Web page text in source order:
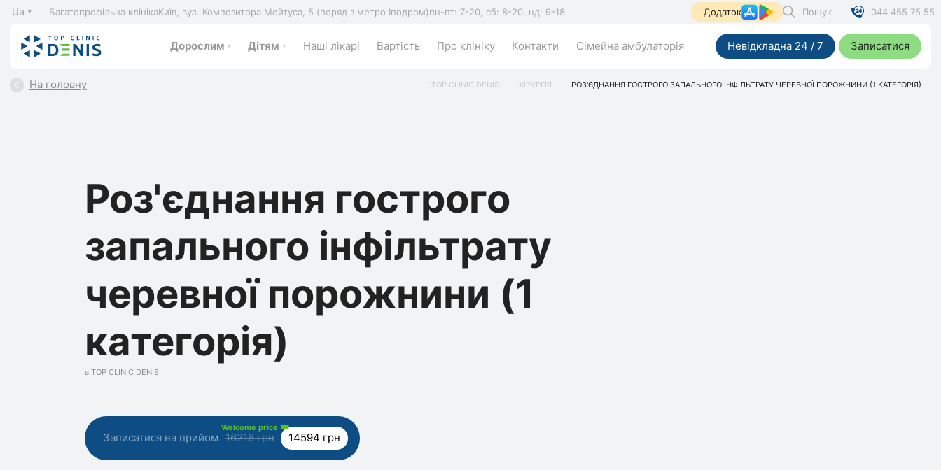
Ua Багатопрофільна клінікаКиїв, вул. Композитора Мейтуса, 5 (поряд з метро Іподром)пн-пт: 7-20, сб: 8-20, нд: 9-18 Додаток Пошук 044 455 75 55
Дорослим Дітям Наші лікарі Вартість Про клініку Контакти Сімейна амбулаторія Невідкладна 24 / 7 Записатися
На головну TOP CLINIC DENIS ХІРУРГІЯ РОЗ'ЄДНАННЯ ГОСТРОГО ЗАПАЛЬНОГО ІНФІЛЬТРАТУ ЧЕРЕВНОЇ ПОРОЖНИНИ (1 КАТЕГОРІЯ)
Роз'єднання гострого
запального інфільтрату
черевної порожнини (1
категорія)
в TOP CLINIC DENIS
Записатися на прийом
Welcome price
16216 грн 14594 грн